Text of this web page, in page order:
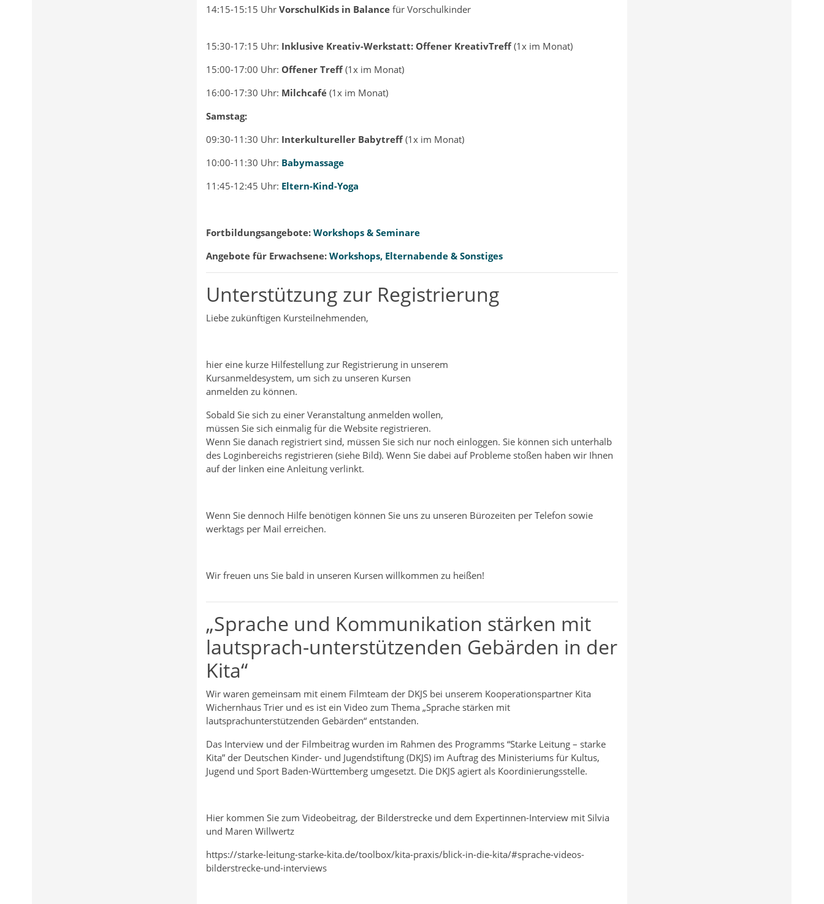
14:15-15:15 Uhr VorschulKids in Balancefür Vorschulkinder
15:30-17:15 Uhr: Inklusive Kreativ-Werkstatt: Offener KreativTreff(1x im Monat)
15:00-17:00 Uhr: Offener Treff(1x im Monat)
16:00-17:30 Uhr: Milchcafé (1x im Monat)
Samstag:
09:30-11:30 Uhr: Interkultureller Babytreff(1x im Monat)
10:00-11:30 Uhr: Babymassage
11:45-12:45 Uhr: Eltern-Kind-Yoga
Fortbildungsangebote: Workshops & Seminare
Angebote für Erwachsene: Workshops, Elternabende & Sonstiges
Unterstützung zur Registrierung
Liebe zukünftigen Kursteilnehmenden,
hier eine kurze Hilfestellung zur Registrierung in unserem
Kursanmeldesystem, um sich zu unseren Kursen
anmelden zu können.
Sobald Sie sich zu einer Veranstaltung anmelden wollen,
müssen Sie sich einmalig für die Website registrieren.
Wenn Sie danach registriert sind, müssen Sie sich nur noch einloggen. Sie können sich unterhalb
des Loginbereichs registrieren (siehe Bild). Wenn Sie dabei auf Probleme stoßen haben wir Ihnen
auf der linken eine Anleitung verlinkt.
Wenn Sie dennoch Hilfe benötigen können Sie uns zu unseren Bürozeiten per Telefon sowie
werktags per Mail erreichen.
Wir freuen uns Sie bald in unseren Kursen willkommen zu heißen!
„Sprache und Kommunikation stärken mit
lautsprach-unterstützenden Gebärden in der
Kita“
Wir waren gemeinsam mit einem Filmteam der DKJS bei unserem Kooperationspartner Kita
Wichernhaus Trier und es ist ein Video zum Thema „Sprache stärken mit
lautsprachunterstützenden Gebärden“ entstanden.
Das Interview und der Filmbeitrag wurden im Rahmen des Programms “Starke Leitung – starke
Kita” der Deutschen Kinder- und Jugendstiftung (DKJS) im Auftrag des Ministeriums für Kultus,
Jugend und Sport Baden-Württemberg umgesetzt. Die DKJS agiert als Koordinierungsstelle.
Hier kommen Sie zum Videobeitrag, der Bilderstrecke und dem Expertinnen-Interview mit Silvia
und Maren Willwertz
https://starke-leitung-starke-kita.de/toolbox/kita-praxis/blick-in-die-kita/#sprache-videos-
bilderstrecke-und-interviews